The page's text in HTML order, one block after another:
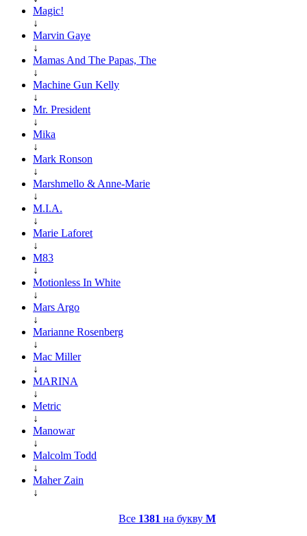
Magic!
↓
Marvin Gaye
↓
Mamas And The Papas, The
↓
Machine Gun Kelly
↓
Mr. President
↓
Mika
↓
Mark Ronson
↓
Marshmello & Anne-Marie
↓
M.I.A.
↓
Marie Laforet
↓
M83
↓
Motionless In White
↓
Mars Argo
↓
Marianne Rosenberg
↓
Mac Miller
↓
MARINA
↓
Metric
↓
Manowar
↓
Malcolm Todd
↓
Maher Zain
↓
Все 1381 на букву M